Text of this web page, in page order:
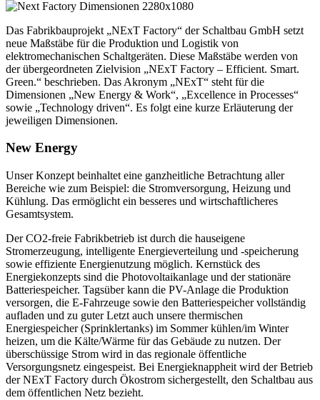
Das Fabrikbauprojekt „NExT Factory“ der Schaltbau GmbH setzt
neue Maßstäbe für die Produktion und Logistik von
elektromechanischen Schaltgeräten. Diese Maßstäbe werden von
der übergeordneten Zielvision „NExT Factory – Efficient. Smart.
Green.“ beschrieben. Das Akronym „NExT“ steht für die
Dimensionen „New Energy & Work“, „Excellence in Processes“
sowie „Technology driven“. Es folgt eine kurze Erläuterung der
jeweiligen Dimensionen.
New Energy
Unser Konzept beinhaltet eine ganzheitliche Betrachtung aller
Bereiche wie zum Beispiel: die Stromversorgung, Heizung und
Kühlung. Das ermöglicht ein besseres und wirtschaftlicheres
Gesamtsystem.
Der CO2-freie Fabrikbetrieb ist durch die hauseigene
Stromerzeugung, intelligente Energieverteilung und -speicherung
sowie effiziente Energienutzung möglich. Kernstück des
Energiekonzepts sind die Photovoltaikanlage und der stationäre
Batteriespeicher. Tagsüber kann die PV-Anlage die Produktion
versorgen, die E-Fahrzeuge sowie den Batteriespeicher vollständig
aufladen und zu guter Letzt auch unsere thermischen
Energiespeicher (Sprinklertanks) im Sommer kühlen/im Winter
heizen, um die Kälte/Wärme für das Gebäude zu nutzen. Der
überschüssige Strom wird in das regionale öffentliche
Versorgungsnetz eingespeist. Bei Energieknappheit wird der Betrieb
der NExT Factory durch Ökostrom sichergestellt, den Schaltbau aus
dem öffentlichen Netz bezieht.